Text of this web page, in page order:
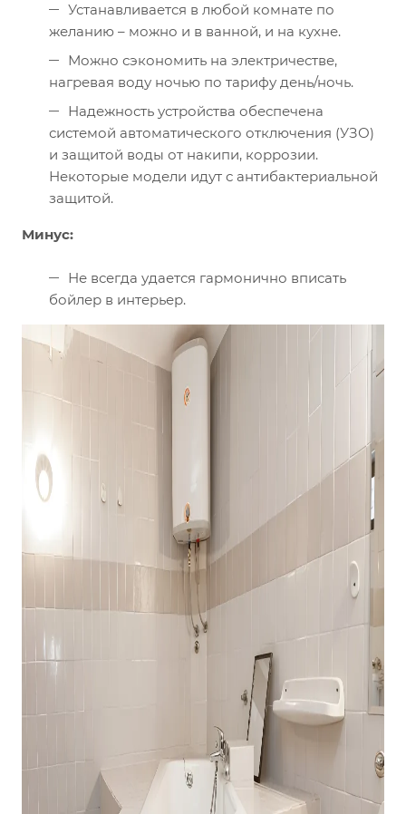
Устанавливается в любой комнате по
желанию – можно и в ванной, и на кухне.
Можно сэкономить на электричестве,
нагревая воду ночью по тарифу день/ночь.
Надежность устройства обеспечена
системой автоматического отключения (УЗО)
и защитой воды от накипи, коррозии.
Некоторые модели идут с антибактериальной
защитой.
Минус:
Не всегда удается гармонично вписать
бойлер в интерьер.